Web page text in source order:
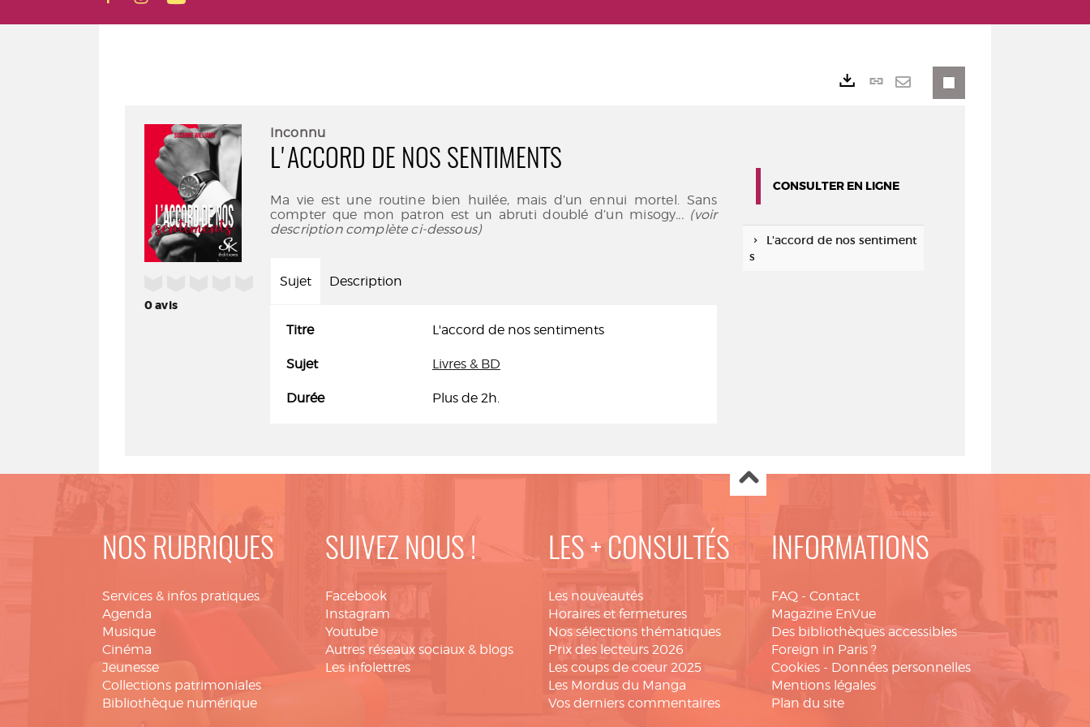
0avis
Inconnu
L'ACCORD DE NOS SENTIMENTS
Ma vie est une routine bien huilée, mais d’un ennui mortel. Sans
compter que mon patron est un abruti doublé d’un misogy... (voir
description complète ci-dessous)
Sujet Description
Titre L'accord de nos sentiments
Sujet Livres & BD
Durée Plus de 2h.
Lien
CONSULTER EN LIGNE
L'accord de nos sentiment
s
NOS RUBRIQUES
Services & infos pratiques
Agenda
Musique
Cinéma
Jeunesse
Collections patrimoniales
Bibliothèque numérique
SUIVEZ NOUS !
Facebook
Instagram
Youtube
Autres réseaux sociaux & blogs
Les infolettres
LES + CONSULTÉS
Les nouveautés
Horaires et fermetures
Nos sélections thématiques
Prix des lecteurs 2026
Les coups de coeur 2025
Les Mordus du Manga
Vos derniers commentaires
INFORMATIONS
FAQ - Contact
Magazine EnVue
Des bibliothèques accessibles
Foreign in Paris ?
Cookies - Données personnelles
Mentions légales
Plan du site